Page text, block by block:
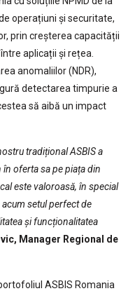
operațiuni și securitate,
prin creșterea capacității
aplicații și rețea.
anomaliilor (NDR),
detectarea timpurie a
să aibă un impact
tradițional ASBIS a
oferta sa pe piața din
este valoroasă, în special
setul perfect de
și funcționalitatea
Manager Regional de
ASBIS Romania